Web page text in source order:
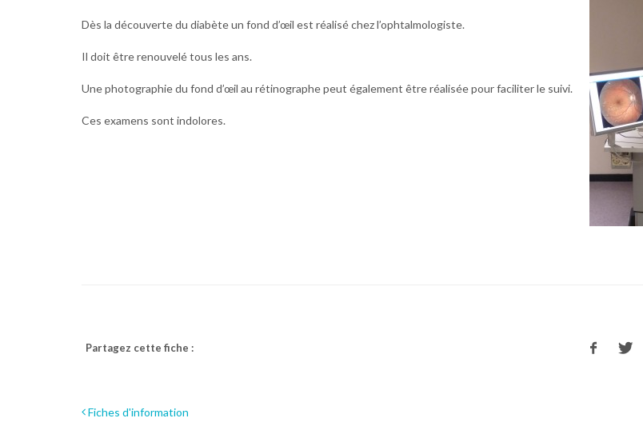
Dès la découverte du diabète un fond d’œil est réalisé chez l’ophtalmologiste.
Il doit être renouvelé tous les ans.
Une photographie du fond d’œil au rétinographe peut également être réalisée pour faciliter le suivi.
Ces examens sont indolores.
Partagez cette fiche :
Fiches d'information